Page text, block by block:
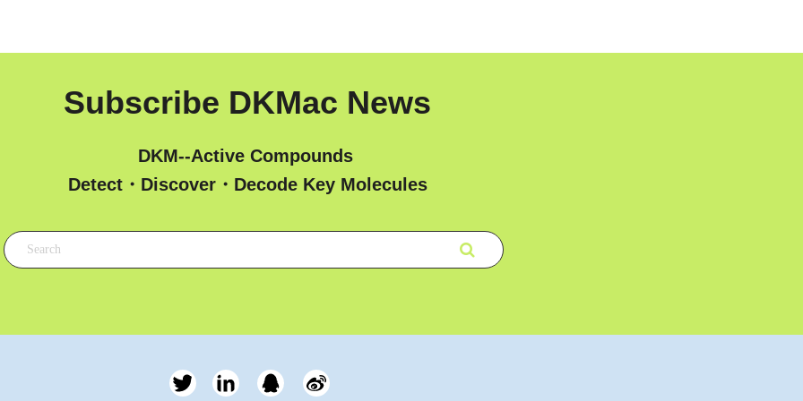
Subscribe DKMac News
DKM--Active Compounds
Detect・Discover・Decode Key Molecules